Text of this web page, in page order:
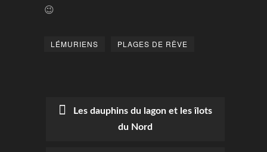
😉
LÉMURIENS PLAGES DE RÊVE
Les dauphins du lagon et les îlots
du Nord